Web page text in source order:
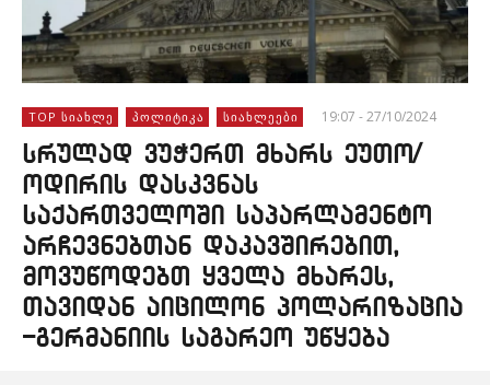
TOP ᲡᲘᲐᲮᲚᲔ ᲞᲝᲚᲘᲢᲘᲙᲐ ᲡᲘᲐᲮᲚᲔᲔᲑᲘ 19:07 - 27/10/2024
სრულად ვუჭერთ მხარს ეუთო/
ოდირის დასკვნას
საქართველოში საპარლამენტო
არჩევნებთან დაკავშირებით,
მოვუწოდებთ ყველა მხარეს,
თავიდან აიცილონ პოლარიზაცია
-გერმანიის საგარეო უწყება